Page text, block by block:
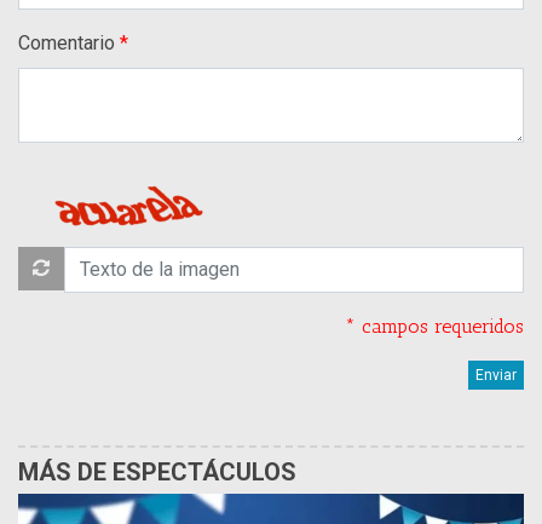
Comentario
* campos requeridos
MÁS DE ESPECTÁCULOS